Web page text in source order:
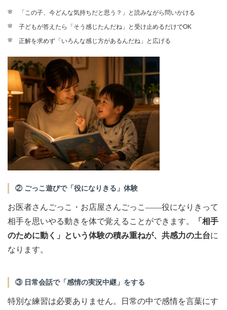
「この子、今どんな気持ちだと思う？」と読みながら問いかける
子どもが答えたら「そう感じたんだね」と受け止めるだけでOK
正解を求めず「いろんな感じ方があるんだね」と広げる
② ごっこ遊びで「役になりきる」体験
お医者さんごっこ・お店屋さんごっこ——役になりきって
相手を思いやる動きを体で覚えることができます。
「相手
のために動く」という体験の積み重ねが、共感力の土台に
なります。
③ 日常会話で「感情の実況中継」をする
特別な練習は必要ありません。日常の中で感情を言葉にす